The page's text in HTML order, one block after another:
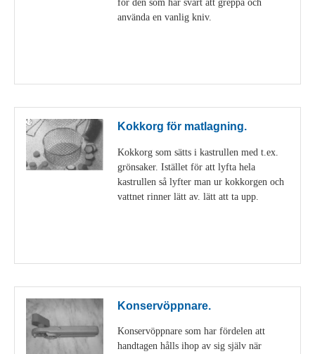
använda en vanlig kniv.
Kokkorg för matlagning.
Kokkorg som sätts i kastrullen med t.ex.
grönsaker. Istället för att lyfta hela
kastrullen så lyfter man ur kokkorgen och
vattnet rinner lätt av. lätt att ta upp.
Konservöppnare.
Konservöppnare som har fördelen att
handtagen hålls ihop av sig själv när